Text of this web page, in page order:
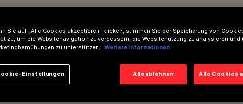
- LED Warm White integrierte dimmbare DALI-Versorgungseinheit
Sie auf „Alle Cookies akzeptieren“ klicken, stimmen Sie der Speicherung von
zu, um die Websitenavigation zu verbessern, die Websitenutzung zu analysieren und
zu unterstützen.
Weitere Informationen
Alle ablehnen Alle Cookies
Einstellungen